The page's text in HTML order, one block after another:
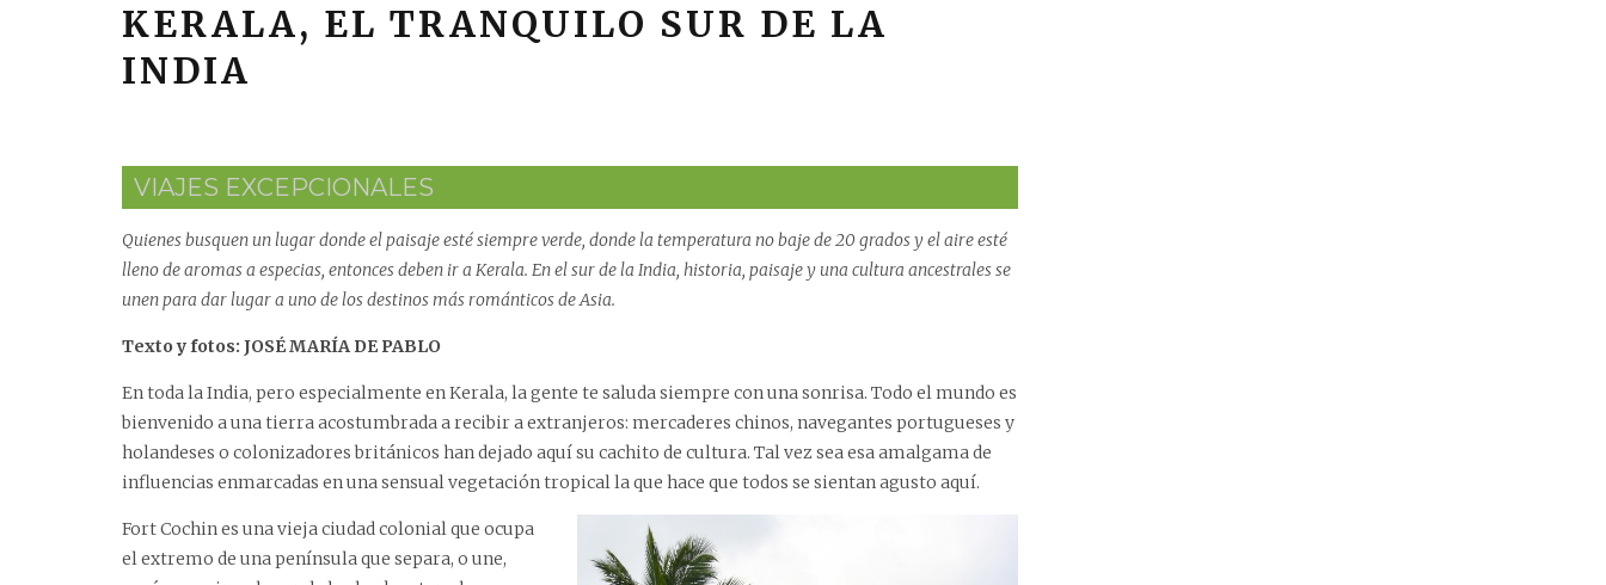
KERALA, EL TRANQUILO SUR DE LA
INDIA
VIAJES EXCEPCIONALES
Quienes busquen un lugar donde el paisaje esté siempre verde, donde la temperatura no baje de 20 grados y el aire esté
lleno de aromas a especias, entonces deben ir a Kerala. En el sur de la India, historia, paisaje y una cultura ancestrales se
unen para dar lugar a uno de los destinos más románticos de Asia.
Texto y fotos: JOSÉ MARÍA DE PABLO
En toda la India, pero especialmente en Kerala, la gente te saluda siempre con una sonrisa. Todo el mundo es
bienvenido a una tierra acostumbrada a recibir a extranjeros: mercaderes chinos, navegantes portugueses y
holandeses o colonizadores británicos han dejado aquí su cachito de cultura. Tal vez sea esa amalgama de
influencias enmarcadas en una sensual vegetación tropical la que hace que todos se sientan agusto aquí.
Fort Cochin es una vieja ciudad colonial que ocupa
el extremo de una península que separa, o une,